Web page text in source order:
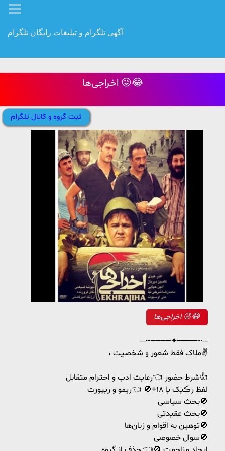
آگهی تلگرام و تبلیغات رایگان تلگرام
اخراجی‌ها 😜😂
ثبت گروه و کانال تلگرام
اخراجی‌ها 😜😂
─┅━━━━✦━━━━┅─
، ملاک فقط شعور و شخصیت✌
شرط حضور 👈رعایت ادب و احترام متقابل👍
لفظ رڪیک یا ۱۸+🚫 👈ریمو‌ و ریپورت
بحث سیاسی🚫
بحث عقیدتی🚫
توهین به اقوام و زبان‌ها🚫
سوال خصوصی🚫